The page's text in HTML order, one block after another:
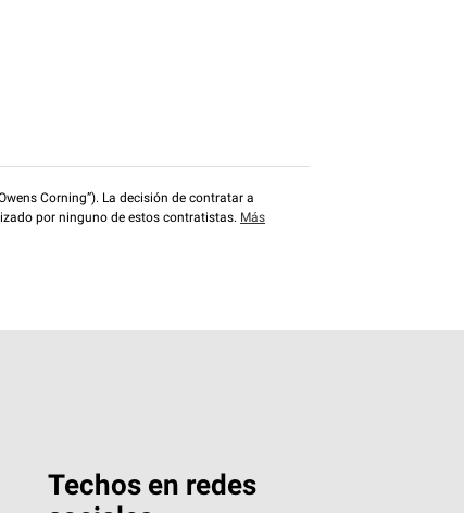
Corning”). La decisión de contratar a
por ninguno de estos contratistas. Más
Techos en redes